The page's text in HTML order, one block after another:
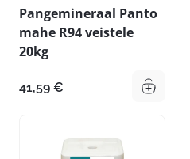
Pangemineraal Panto
mahe R94 veistele
20kg
41,59 €